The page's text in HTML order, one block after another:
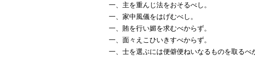
一、主を重んじ法をおそるべし。
一、家中風儀をはげむべし。
一、賄を行い媚を求むべからず。
一、面々えこひいきすべからず。
一、士を選ぶには便僻便ねいなるものを取るべ